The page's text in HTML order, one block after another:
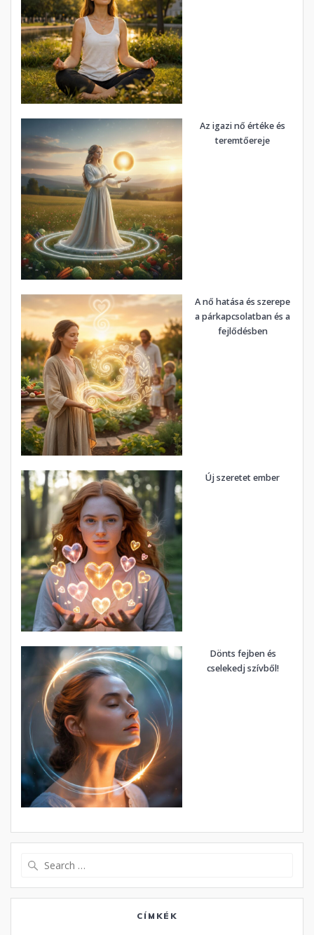
Az igazi nő értéke és
teremtőereje
A nő hatása és szerepe
a párkapcsolatban és a
fejlődésben
Új szeretet ember
Dönts fejben és
cselekedj szívből!
CÍMKÉK